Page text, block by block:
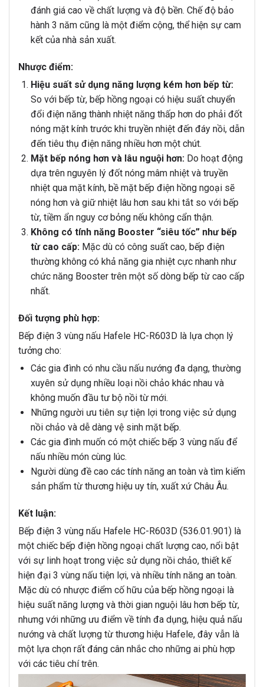
đánh giá cao về chất lượng và độ bền. Chế độ bảo
hành 3 năm cũng là một điểm cộng, thể hiện sự cam
kết của nhà sản xuất.
Nhược điểm:
Hiệu suất sử dụng năng lượng kém hơn bếp từ:
So với bếp từ, bếp hồng ngoại có hiệu suất chuyển
đổi điện năng thành nhiệt năng thấp hơn do phải đốt
nóng mặt kính trước khi truyền nhiệt đến đáy nồi, dẫn
đến tiêu thụ điện năng nhiều hơn một chút.
Mặt bếp nóng hơn và lâu nguội hơn:Do hoạt động
dựa trên nguyên lý đốt nóng mâm nhiệt và truyền
nhiệt qua mặt kính, bề mặt bếp điện hồng ngoại sẽ
nóng hơn và giữ nhiệt lâu hơn sau khi tắt so với bếp
từ, tiềm ẩn nguy cơ bỏng nếu không cẩn thận.
Không có tính năng Booster “siêu tốc” như bếp
từ cao cấp:Mặc dù có công suất cao, bếp điện
thường không có khả năng gia nhiệt cực nhanh như
chức năng Booster trên một số dòng bếp từ cao cấp
nhất.
Đối tượng phù hợp:
Bếp điện 3 vùng nấu Hafele HC-R603D là lựa chọn lý
tưởng cho:
Các gia đình có nhu cầu nấu nướng đa dạng, thường
xuyên sử dụng nhiều loại nồi chảo khác nhau và
không muốn đầu tư bộ nồi từ mới.
Những người ưu tiên sự tiện lợi trong việc sử dụng
nồi chảo và dễ dàng vệ sinh mặt bếp.
Các gia đình muốn có một chiếc bếp 3 vùng nấu để
nấu nhiều món cùng lúc.
Người dùng đề cao các tính năng an toàn và tìm kiếm
sản phẩm từ thương hiệu uy tín, xuất xứ Châu Âu.
Kết luận:
Bếp điện 3 vùng nấu Hafele HC-R603D (536.01.901) là
một chiếc bếp điện hồng ngoại chất lượng cao, nổi bật
với sự linh hoạt trong việc sử dụng nồi chảo, thiết kế
hiện đại 3 vùng nấu tiện lợi, và nhiều tính năng an toàn.
Mặc dù có nhược điểm cố hữu của bếp hồng ngoại là
hiệu suất năng lượng và thời gian nguội lâu hơn bếp từ,
nhưng với những ưu điểm về tính đa dụng, hiệu quả nấu
nướng và chất lượng từ thương hiệu Hafele, đây vẫn là
một lựa chọn rất đáng cân nhắc cho những ai phù hợp
với các tiêu chí trên.